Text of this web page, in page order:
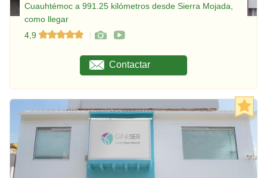
Cuauhtémoc a 991.25 kilómetros desde Sierra Mojada,
como llegar
4,9
Contactar